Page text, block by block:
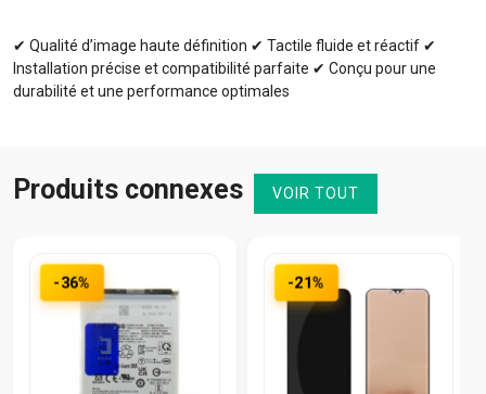
✔ Qualité d’image haute définition ✔ Tactile fluide et réactif ✔
Installation précise et compatibilité parfaite ✔ Conçu pour une
durabilité et une performance optimales
Produits connexes VOIR TOUT
-36% -21%